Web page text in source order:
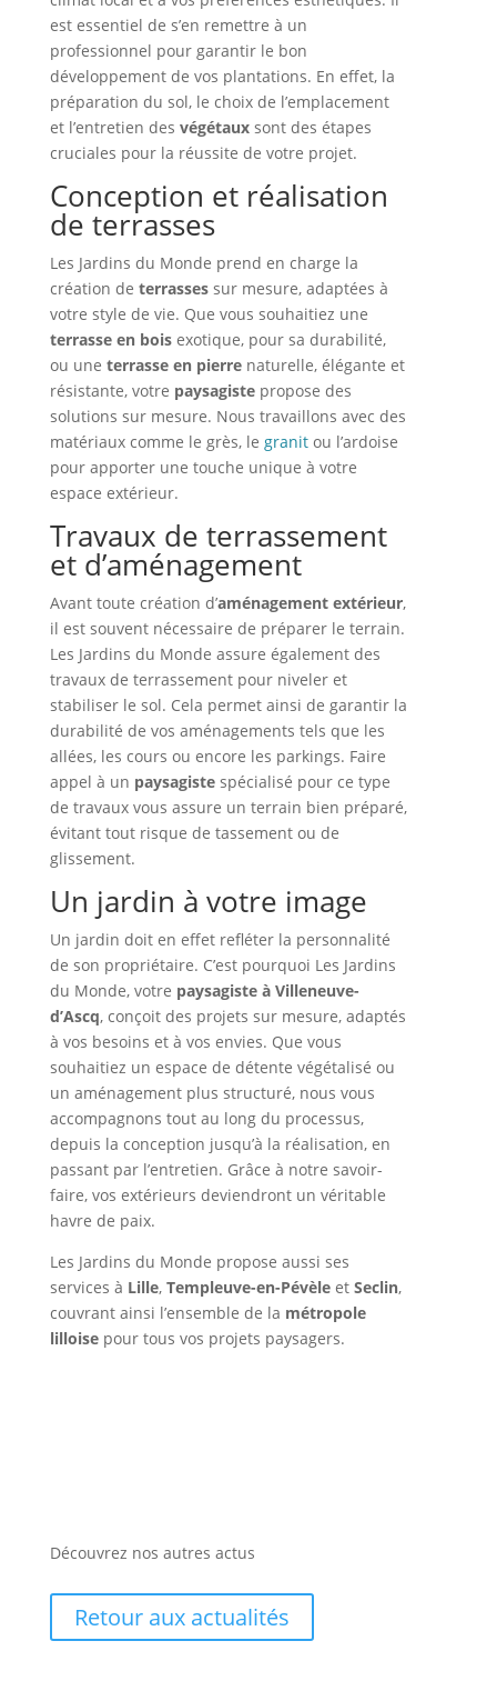
est essentiel de s’en remettre à un
professionnel pour garantir le bon
développement de vos plantations. En effet, la
préparation du sol, le choix de l’emplacement
et l’entretien des végétauxsont des étapes
cruciales pour la réussite de votre projet.
Conception et réalisation
de terrasses
Les Jardins du Monde prend en charge la
création de terrassessur mesure, adaptées à
votre style de vie. Que vous souhaitiez une
terrasse en boisexotique, pour sa durabilité,
ou une terrasse en pierrenaturelle, élégante et
résistante, votre paysagistepropose des
solutions sur mesure. Nous travaillons avec des
matériaux comme le grès, le granitou l’ardoise
pour apporter une touche unique à votre
espace extérieur.
Travaux de terrassement
et d’aménagement
Avant toute création d’aménagement extérieur,
il est souvent nécessaire de préparer le terrain.
Les Jardins du Monde assure également des
travaux de terrassement pour niveler et
stabiliser le sol. Cela permet ainsi de garantir la
durabilité de vos aménagements tels que les
allées, les cours ou encore les parkings. Faire
appel à un paysagistespécialisé pour ce type
de travaux vous assure un terrain bien préparé,
évitant tout risque de tassement ou de
glissement.
Un jardin à votre image
Un jardin doit en effet refléter la personnalité
de son propriétaire. C’est pourquoi Les Jardins
du Monde, votre paysagiste à Villeneuve-
d’Ascq, conçoit des projets sur mesure, adaptés
à vos besoins et à vos envies. Que vous
souhaitiez un espace de détente végétalisé ou
un aménagement plus structuré, nous vous
accompagnons tout au long du processus,
depuis la conception jusqu’à la réalisation, en
passant par l’entretien. Grâce à notre savoir-
faire, vos extérieurs deviendront un véritable
havre de paix.
Les Jardins du Monde propose aussi ses
services à Lille, Templeuve-en-Pévèleet Seclin,
couvrant ainsi l’ensemble de la métropole
lilloisepour tous vos projets paysagers.
Découvrez nos autres actus
Retour aux actualités